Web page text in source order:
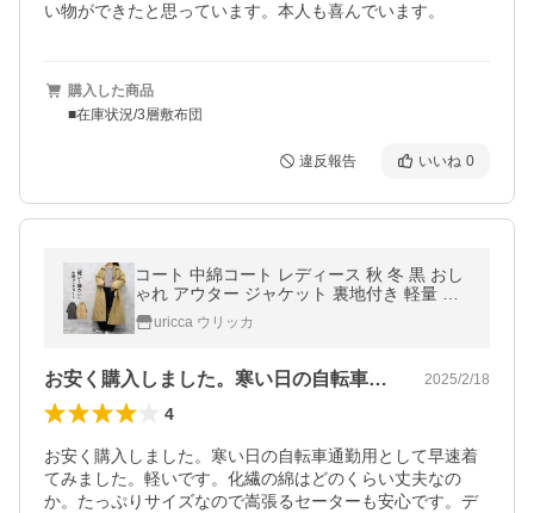
い物ができたと思っています。本人も喜んでいます。
購入した商品
■在庫状況/3層敷布団
違反報告 いいね 0
コート 中綿コート レディース 秋 冬 黒 おし
ゃれ アウター ジャケット 裏地付き 軽量 ロ
ング 防寒 極暖 ^jk214^
uricca ウリッカ
お安く購入しました。寒い日の自転車通勤… 2025/2/18
4
お安く購入しました。寒い日の自転車通勤用として早速着
てみました。軽いです。化繊の綿はどのくらい丈夫なの
か。たっぷりサイズなので嵩張るセーターも安心です。デ